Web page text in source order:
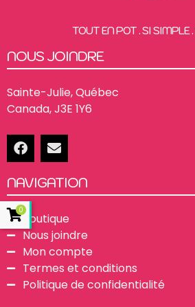
0
TOUT EN POT . SI SIMPLE
NOUS JOINDRE
Sainte-Julie, Québec
Canada, J3E 1Y6
NAVIGATION
Boutique
Nous joindre
Mon compte
Termes et conditions
Politique de confidentialité